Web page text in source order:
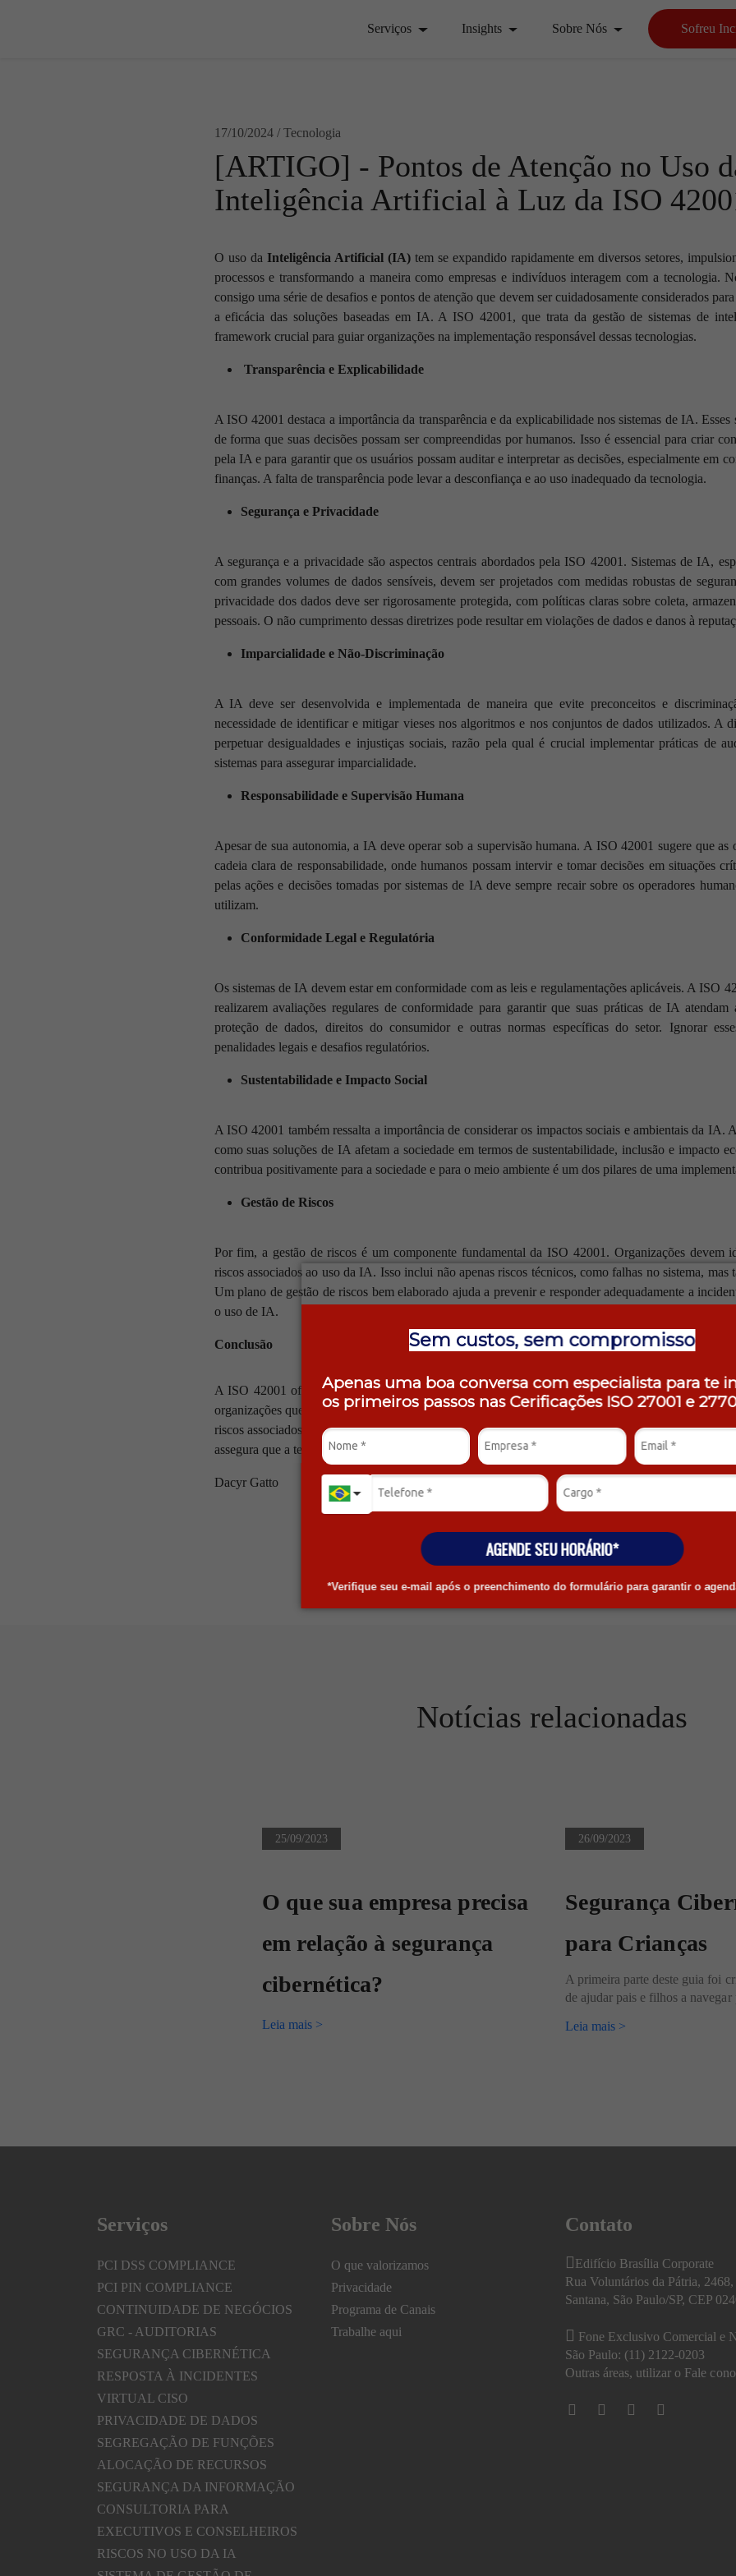
Sem custos, sem compromisso
Apenas uma boa conversa com especialista para te
os primeiros passos nas Cerificações ISO 27001 e
AGENDE SEU HORÁRIO*
*Verifique seu e-mail após o preenchimento do formulário para garantir o
Serviços Insights Sobre Nós Sofreu
17/10/2024 / Tecnologia
[ARTIGO] - Pontos de Atenção no Uso
Inteligência Artificial à Luz da ISO
O uso da Inteligência Artificial (IA)tem se expandido rapidamente em diversos setores,
processos e transformando a maneira como empresas e indivíduos interagem com a tecnologia.
consigo uma série de desafios e pontos de atenção que devem ser cuidadosamente considerados
a eficácia das soluções baseadas em IA. A ISO 42001, que trata da gestão de sistemas de
framework crucial para guiar organizações na implementação responsável dessas tecnologias.
Transparência e Explicabilidade
A ISO 42001 destaca a importância da transparência e da explicabilidade nos sistemas de IA. Esses
de forma que suas decisões possam ser compreendidas por humanos. Isso é essencial para criar
pela IA e para garantir que os usuários possam auditar e interpretar as decisões, especialmente em
finanças. A falta de transparência pode levar a desconfiança e ao uso inadequado da tecnologia.
Segurança e Privacidade
A segurança e a privacidade são aspectos centrais abordados pela ISO 42001. Sistemas de IA,
com grandes volumes de dados sensíveis, devem ser projetados com medidas robustas de
privacidade dos dados deve ser rigorosamente protegida, com políticas claras sobre coleta,
pessoais. O não cumprimento dessas diretrizes pode resultar em violações de dados e danos à
Imparcialidade e Não-Discriminação
A IA deve ser desenvolvida e implementada de maneira que evite preconceitos e
necessidade de identificar e mitigar vieses nos algoritmos e nos conjuntos de dados utilizados. A
perpetuar desigualdades e injustiças sociais, razão pela qual é crucial implementar práticas de
sistemas para assegurar imparcialidade.
Responsabilidade e Supervisão Humana
Apesar de sua autonomia, a IA deve operar sob a supervisão humana. A ISO 42001 sugere que as
cadeia clara de responsabilidade, onde humanos possam intervir e tomar decisões em situações
pelas ações e decisões tomadas por sistemas de IA deve sempre recair sobre os operadores
utilizam.
Conformidade Legal e Regulatória
Os sistemas de IA devem estar em conformidade com as leis e regulamentações aplicáveis. A ISO
realizarem avaliações regulares de conformidade para garantir que suas práticas de IA atendam
proteção de dados, direitos do consumidor e outras normas específicas do setor. Ignorar
penalidades legais e desafios regulatórios.
Sustentabilidade e Impacto Social
A ISO 42001 também ressalta a importância de considerar os impactos sociais e ambientais da IA.
como suas soluções de IA afetam a sociedade em termos de sustentabilidade, inclusão e impacto
contribua positivamente para a sociedade e para o meio ambiente é um dos pilares de uma
Gestão de Riscos
Por fim, a gestão de riscos é um componente fundamental da ISO 42001. Organizações devem
riscos associados ao uso da IA. Isso inclui não apenas riscos técnicos, como falhas no sistema, mas
Um plano de gestão de riscos bem elaborado ajuda a prevenir e responder adequadamente a
o uso de IA.
Conclusão
A ISO 42001 oferece diretrizes essenciais para a implementação e gestão de sistemas de IA de
organizações que adotam essas práticas estão mais bem posicionadas para maximizar os
riscos associados. A conformidade com essa norma não apenas promove a confiança do público e
assegura que a tecnologia seja utilizada de maneira justa, segura e benéfica para a sociedade.
Dacyr Gatto
Notícias relacionadas
25/09/2023
O que sua empresa precisa
em relação à segurança
cibernética?
Leia mais >
26/09/2023
Segurança
para Crianças
A primeira parte deste guia foi
de ajudar pais e filhos a navegar
Leia mais >
Serviços
PCI DSS COMPLIANCE
PCI PIN COMPLIANCE
CONTINUIDADE DE NEGÓCIOS
GRC - AUDITORIAS
SEGURANÇA CIBERNÉTICA
RESPOSTA À INCIDENTES
VIRTUAL CISO
PRIVACIDADE DE DADOS
SEGREGAÇÃO DE FUNÇÕES
ALOCAÇÃO DE RECURSOS
SEGURANÇA DA INFORMAÇÃO
CONSULTORIA PARA
EXECUTIVOS E CONSELHEIROS
RISCOS NO USO DA IA
Sobre Nós
O que valorizamos
Privacidade
Programa de Canais
Trabalhe aqui
Contato
Edifício Brasília Corporate
Rua Voluntários da Pátria, 2468,
Santana, São Paulo/SP, CEP
Fone Exclusivo Comercial e
São Paulo: (11) 2122-0203
Outras áreas, utilizar o Fale